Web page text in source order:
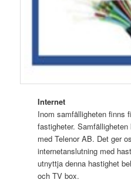
Internet
Inom samfälligheten finns
fastigheter.
med Telenor AB. Det ger
internetanslutning med
utnyttja denna hastighet
och TV box.